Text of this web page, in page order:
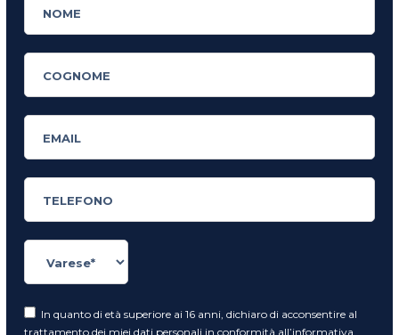
In quanto di età superiore ai 16 anni, dichiaro di acconsentire al
trattamento dei miei dati personali in conformità all’informativa